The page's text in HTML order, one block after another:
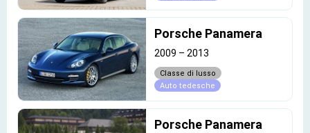
Porsche Panamera
2009 – 2013
Classe di lusso
Auto tedesche
Porsche Panamera